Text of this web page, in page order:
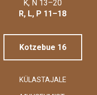
K, N 13–20
R, L, P 11–18
Kotzebue 16
KÜLASTAJALE